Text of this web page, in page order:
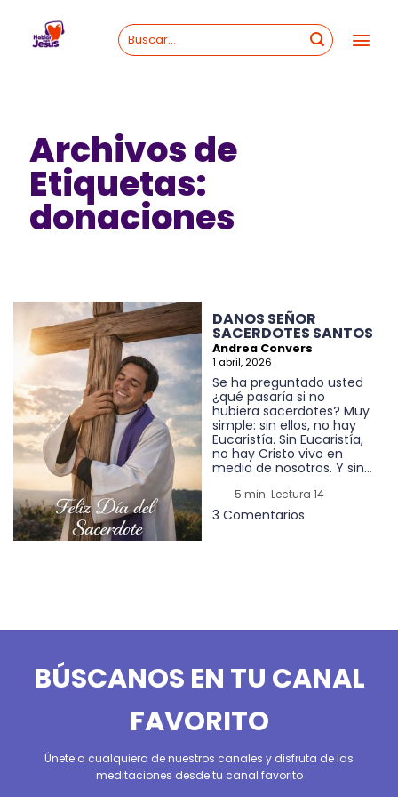
content
Archivos de
Etiquetas:
donaciones
DANOS SEÑOR
SACERDOTES SANTOS
Andrea Convers
1 abril, 2026
Se ha preguntado usted
¿qué pasaría si no
hubiera sacerdotes? Muy
simple: sin ellos, no hay
Eucaristía. Sin Eucaristía,
no hay Cristo vivo en
medio de nosotros. Y sin...
5 min. Lectura 14
3 Comentarios
BÚSCANOS EN TU CANAL
FAVORITO
Únete a cualquiera de nuestros canales y disfruta de las
meditaciones desde tu canal favorito